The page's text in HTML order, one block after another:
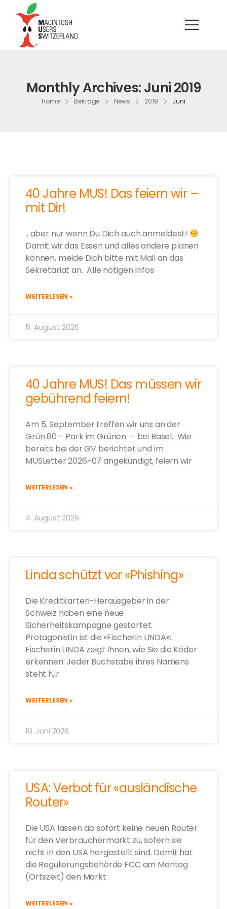
Monthly Archives: Juni 2019
Home Beiträge News 2019 Juni
40 Jahre MUS! Das feiern wir –
mit Dir!
.. aber nur wenn Du Dich auch anmeldest!
Damit wir das Essen und alles andere planen
können, melde Dich bitte mit Mail an das
Sekretariat an. Alle nötigen Infos
WEITERLESEN »
5. August 2026
40 Jahre MUS! Das müssen wir
gebührend feiern!
Am 5. September treffen wir uns an der
Grün 80 – Park im Grünen – bei Basel. Wie
bereits bei der GV berichtet und im
MUSLetter 2026-07 angekündigt, feiern wir
WEITERLESEN »
4. August 2026
Linda schützt vor «Phishing»
Die Kreditkarten-Herausgeber in der
Schweiz haben eine neue
Sicherheitskampagne gestartet.
Protagonistin ist die «Fischerin LINDA»:
Fischerin LINDA zeigt Ihnen, wie Sie die Köder
erkennen: Jeder Buchstabe ihres Namens
steht für
WEITERLESEN »
10. Juni 2026
USA: Verbot für «ausländische
Router»
Die USA lassen ab sofort keine neuen Router
für den Verbrauchermarkt zu, sofern sie
nicht in den USA hergestellt sind. Damit hat
die Regulierungsbehörde FCC am Montag
(Ortszeit) den Markt
WEITERLESEN »